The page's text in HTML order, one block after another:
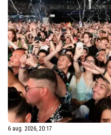
6 aug. 2026, 20:17